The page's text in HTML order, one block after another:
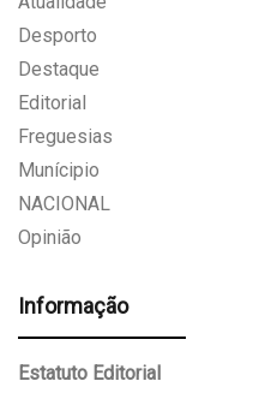
Desporto
Destaque
Editorial
Freguesias
Munícipio
NACIONAL
Opinião
Informação
Estatuto Editorial